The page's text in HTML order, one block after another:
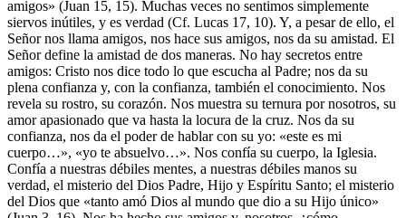
amigos» (Juan 15, 15). Muchas veces no sentimos simplemente
siervos inútiles, y es verdad (Cf. Lucas 17, 10). Y, a pesar de ello, el
Señor nos llama amigos, nos hace sus amigos, nos da su amistad. El
Señor define la amistad de dos maneras. No hay secretos entre
amigos: Cristo nos dice todo lo que escucha al Padre; nos da su
plena confianza y, con la confianza, también el conocimiento. Nos
revela su rostro, su corazón. Nos muestra su ternura por nosotros, su
amor apasionado que va hasta la locura de la cruz. Nos da su
confianza, nos da el poder de hablar con su yo: «este es mi
cuerpo…», «yo te absuelvo…». Nos confía su cuerpo, la Iglesia.
Confía a nuestras débiles mentes, a nuestras débiles manos su
verdad, el misterio del Dios Padre, Hijo y Espíritu Santo; el misterio
del Dios que «tanto amó Dios al mundo que dio a su Hijo único»